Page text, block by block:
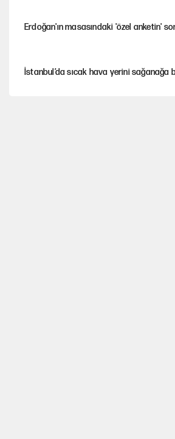
Erdoğan'ın masasındaki 'özel anketin'
İstanbul’da sıcak hava yerini sağanağa